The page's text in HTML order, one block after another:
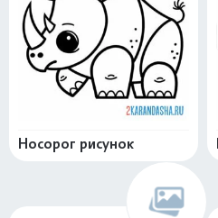
Носорог рисунок